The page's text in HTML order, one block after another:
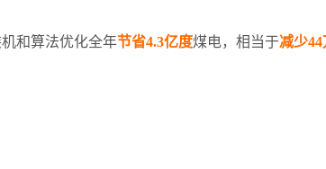
和算法优化全年节省4.3亿度煤电，相当于减少